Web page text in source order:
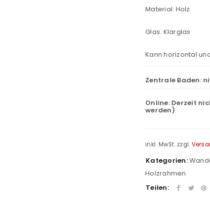
Material: Holz
Glas: Klarglas
Kann horizontal
Zentrale Baden:
Online: Derzeit
werden)
inkl. MwSt. zzgl.
Kategorien:
Holzrahmen
Teilen: